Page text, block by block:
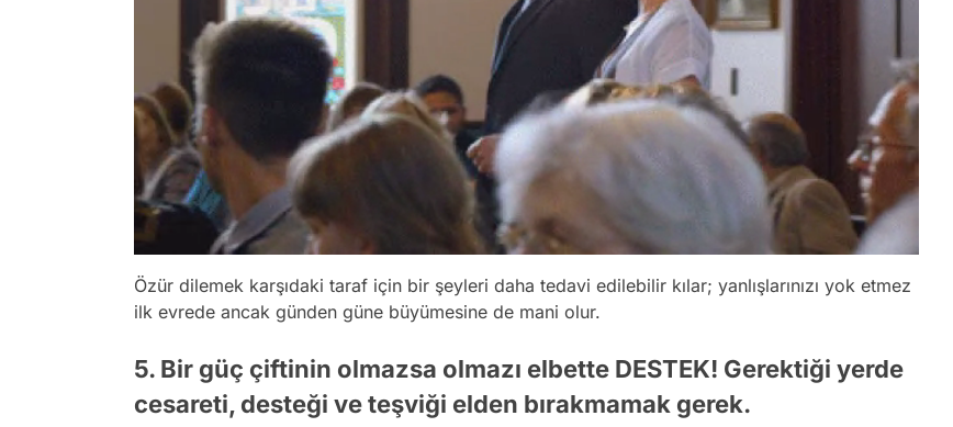
Özür dilemek karşıdaki taraf için bir şeyleri daha tedavi edilebilir kılar; yanlışlarınızı yok etmez
ilk evrede ancak günden güne büyümesine de mani olur.
5. Bir güç çiftinin olmazsa olmazı elbette DESTEK! Gerektiği yerde
cesareti, desteği ve teşviği elden bırakmamak gerek.